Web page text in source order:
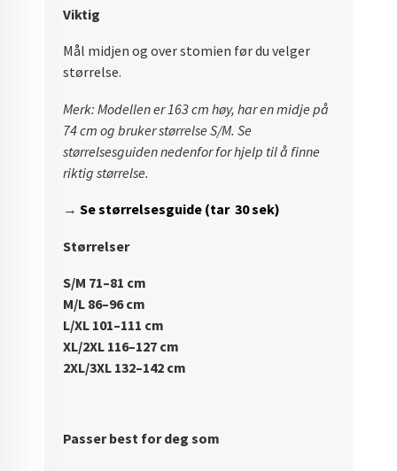
Viktig
Mål midjen og over stomien før du velger
størrelse.
Merk: Modellen er 163 cm høy, har en midje på
74 cm og bruker størrelse S/M. Se
størrelsesguiden nedenfor for hjelp til å finne
riktig størrelse.
→Se størrelsesguide (tar 30 sek)
Størrelser
S/M 71–81 cm
M/L 86–96 cm
L/XL 101–111 cm
XL/2XL 116–127 cm
2XL/3XL 132–142 cm
Passer best for deg som